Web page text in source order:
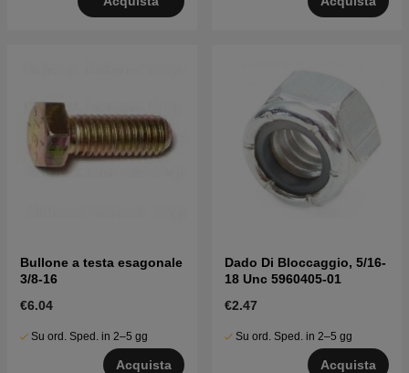
Bullone a testa esagonale
3/8-16
€6.04
Su ord. Sped. in 2–5 gg
Acquista
Dado Di Bloccaggio, 5/16-
18 Unc 5960405-01
€2.47
Su ord. Sped. in 2–5 gg
Acquista